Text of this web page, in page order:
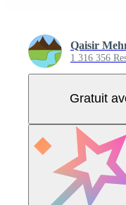
Qaisir
1 316 356
Gratuit